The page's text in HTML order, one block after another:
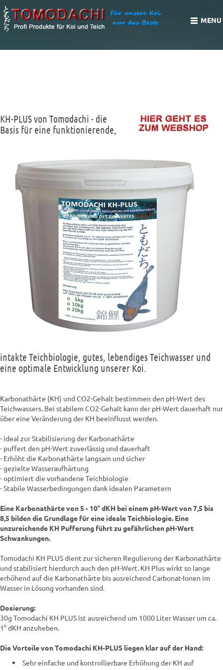
MENU
KH-PLUS von Tomodachi - die
Basis für eine funktionierende,
intakte Teichbiologie, gutes, lebendiges Teichwasser und
eine optimale Entwicklung unserer Koi.
Karbonathärte (KH) und CO2-Gehalt bestimmen den pH-Wert des
Teichwassers. Bei stabilem CO2-Gehalt kann der pH-Wert dauerhaft nur
über eine Veränderung der KH beeinflusst werden.
- ideal zur Stabilisierung der Karbonathärte
- puffert den pH-Wert zuverlässig und dauerhaft
- Erhöht die Karbonathärte langsam und sicher
- gezielte Wasseraufhärtung
- optimiert die vorhandene Teichbiologie
- Stabile Wasserbedingungen dank idealen Parametern
Eine Karbonathärte von 5 - 10° dKH bei einem pH-Wert von 7,5 bis
8,5 bilden die Grundlage für eine ideale Teichbiologie. Eine
unzureichende KH Pufferung führt zu gefährlichen pH-Wert
Schwankungen.
Tomodachi KH PLUS dient zur sicheren Regulierung der Karbonathärte
und stabilisiert hierdurch auch den pH-Wert. KH Plus wirkt so lange
erhöhend auf die Karbonathärte bis ausreichend Carbonat-Ionen im
Wasser in Lösung vorhanden sind.
Dosierung:
30g Tomodachi KH PLUS ist ausreichend um 1000 Liter Wasser um ca.
1° dKH anzuheben.
Die Vorteile von Tomodachi KH-PLUS liegen klar auf der Hand:
Sehr einfache und kontrollierbare Erhöhung der KH auf